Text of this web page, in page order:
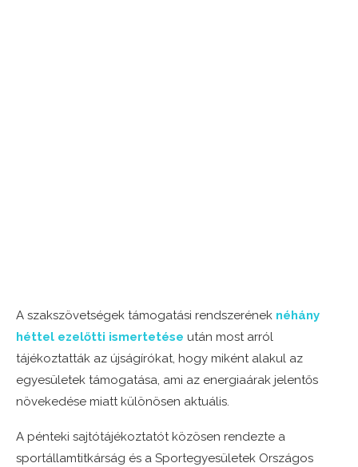
A szakszövetségek támogatási rendszerének néhány
héttel ezelőtti ismertetése után most arról
tájékoztatták az újságírókat, hogy miként alakul az
egyesületek támogatása, ami az energiaárak jelentős
növekedése miatt különösen aktuális.
A pénteki sajtótájékoztatót közösen rendezte a
sportállamtitkárság és a Sportegyesületek Országos